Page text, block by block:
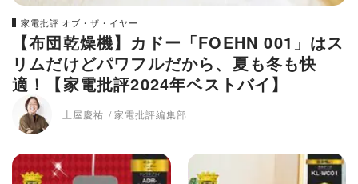
家電批評 オブ・ザ・イヤー
【布団乾燥機】カドー「FOEHN 001」はス
リムだけどパワフルだから、夏も冬も快
適！【家電批評2024年ベストバイ】
土屋慶祐 家電批評編集部